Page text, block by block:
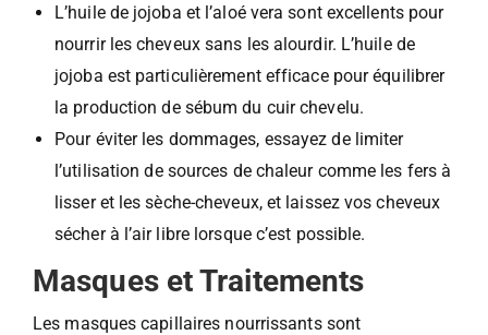
L’huile de jojoba et l’aloé vera sont excellents pour
nourrir les cheveux sans les alourdir. L’huile de
jojoba est particulièrement efficace pour équilibrer
la production de sébum du cuir chevelu.
Pour éviter les dommages, essayez de limiter
l’utilisation de sources de chaleur comme les fers à
lisser et les sèche-cheveux, et laissez vos cheveux
sécher à l’air libre lorsque c’est possible.
Masques et Traitements
Les masques capillaires nourrissants sont